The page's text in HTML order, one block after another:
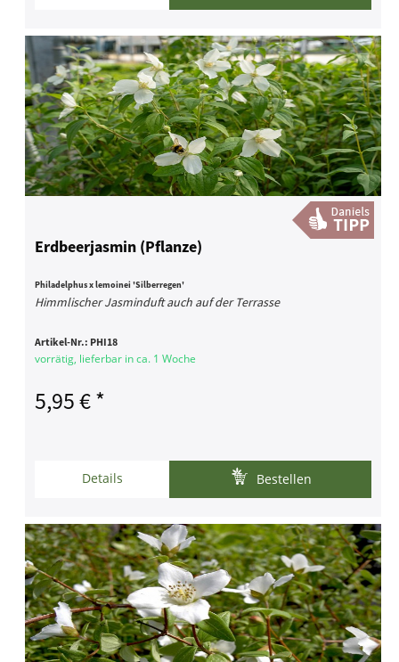
Erdbeerjasmin (Pflanze)
Philadelphus x lemoinei 'Silberregen'
Himmlischer Jasminduft auch auf der Terrasse
Artikel-Nr.: PHI18
vorrätig, lieferbar in ca. 1 Woche
5,95 € *
Details Bestellen